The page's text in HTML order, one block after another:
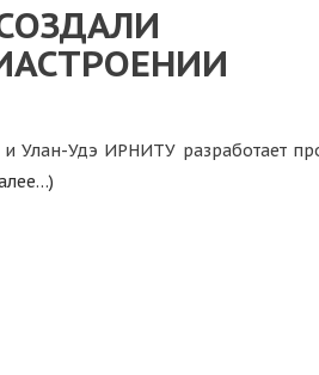
Улан-Удэ ИРНИТУ разработает